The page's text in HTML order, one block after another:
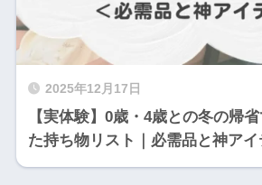
2025年12月17日
【実体験】0歳・4歳との冬の帰
た持ち物リスト｜必需品と神アイ